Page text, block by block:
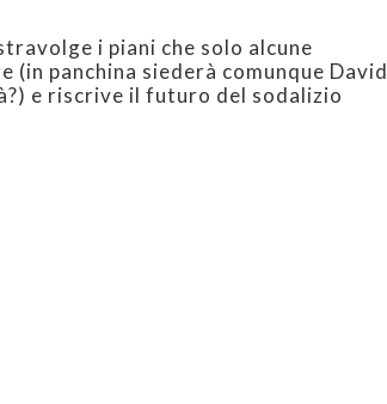
i piani che solo alcune
(in panchina siederà comunque David
e riscrive il futuro del sodalizio